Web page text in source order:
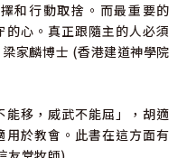
和行動取捨。而最重要的
心。真正跟隨主的人必須
家麟博士 (香港建道神學院
移，威武不能屈」，胡適
於教會。此書在這方面有